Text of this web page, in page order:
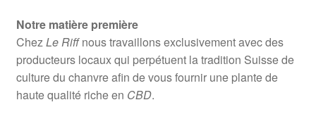
Notre matière première
ChezLe Riffnous travaillons exclusivement avec des
producteurs locaux qui perpétuent la tradition Suisse de
culture du chanvre afin de vous fournir une plante de
haute qualité riche en CBD.